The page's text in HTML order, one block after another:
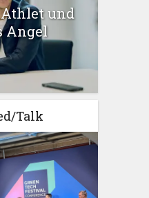
Athlet und
Angel
Talk